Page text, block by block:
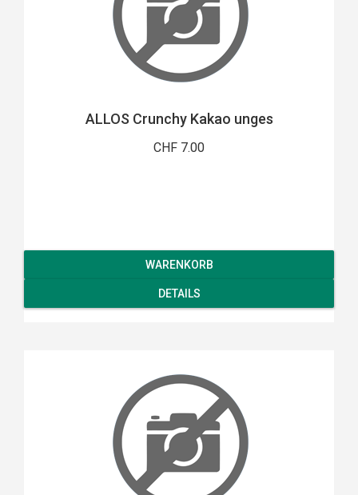
ALLOS Crunchy Kakao unges
CHF 7.00
WARENKORB
DETAILS